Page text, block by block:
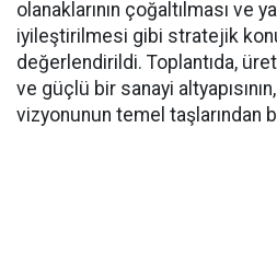
olanaklarının çoğaltılması ve
iyileştirilmesi gibi stratejik
değerlendirildi. Toplantıda,
ve güçlü bir sanayi
vizyonunun temel taşlarından